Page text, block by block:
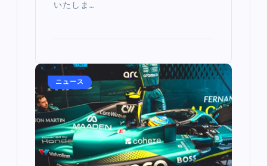
いたしま…
ニュース